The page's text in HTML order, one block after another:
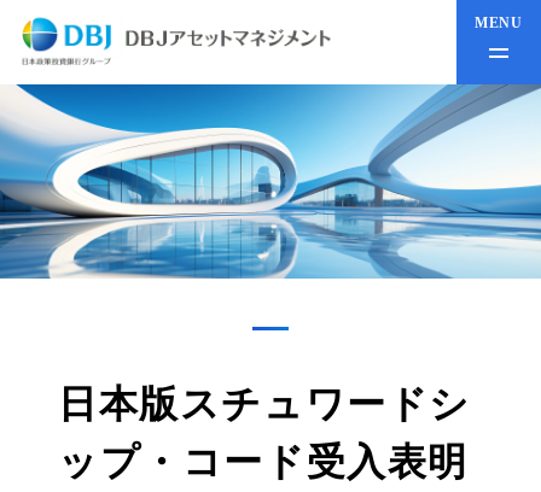
MENU
日本版スチュワードシ
ップ・コード受入表明